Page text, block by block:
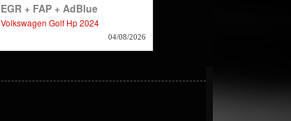
EGR + FAP + AdBlue
Volkswagen Golf Hp 2024
04/08/2026